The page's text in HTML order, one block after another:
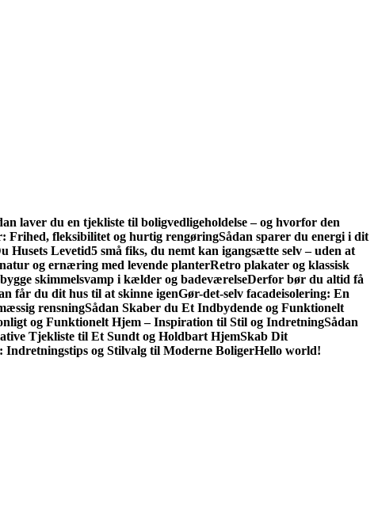
laver du en tjekliste til boligvedligeholdelse – og hvorfor den
Frihed, fleksibilitet og hurtig rengøringSådan sparer du energi i dit
Husets Levetid5 små fiks, du nemt kan igangsætte selv – uden at
og ernæring med levende planterRetro plakater og klassisk
skimmelsvamp i kælder og badeværelseDerfor bør du altid få
får du dit hus til at skinne igenGør-det-selv facadeisolering: En
rensningSådan Skaber du Et Indbydende og Funktionelt
og Funktionelt Hjem – Inspiration til Stil og IndretningSådan
Tjekliste til Et Sundt og Holdbart HjemSkab Dit
og Stilvalg til Moderne BoligerHello world!